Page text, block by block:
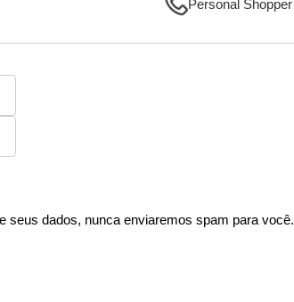
Personal Shopper
seus dados, nunca enviaremos spam para